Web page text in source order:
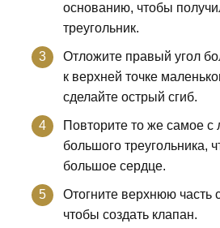
основанию, чтобы
треугольник.
Отложите правый угол
к верхней точке
сделайте острый сгиб.
Повторите то же самое с
большого треугольника,
большое сердце.
Отогните верхнюю часть
чтобы создать клапан.